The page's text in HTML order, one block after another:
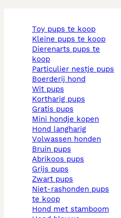
toy pups te koop
kleine pups te koop
dierenarts pups te
koop
particulier nestje pups
boerderij hond
wit pups
kortharig pups
gratis pups
mini hondje kopen
hond langharig
volwassen honden
bruin pups
abrikoos pups
grijs pups
zwart pups
niet-rashonden pups
te koop
hond met stamboom